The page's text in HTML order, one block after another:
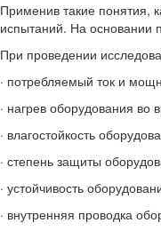
Применив такие понятия,
испытаний. На основании
При проведении
· потребляемый ток и
· нагрев оборудования
· влагостойкость
· степень защиты
· устойчивость
· внутренняя проводка